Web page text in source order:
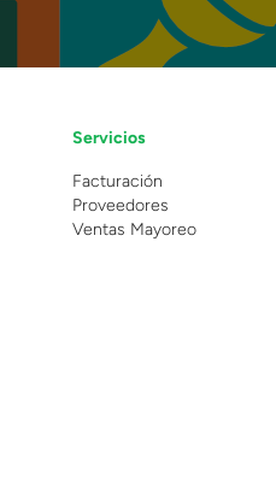
Servicios
Facturación
Proveedores
Ventas Mayoreo